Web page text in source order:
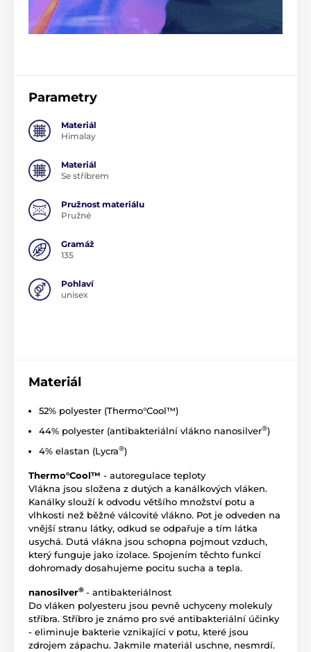
Parametry
Materiál
Himalay
Materiál
Se stříbrem
Pružnost materiálu
Pružné
Gramáž
135
Pohlaví
unisex
Materiál
52% polyester (Thermo°Cool™)
44% polyester (antibakteriální vlákno nanosilver®)
4% elastan (Lycra®)
Thermo°Cool™ - autoregulace teploty
Vlákna jsou složena z dutých a kanálkových vláken.
Kanálky slouží k odvodu většího množství potu a
vlhkosti než běžné válcovité vlákno. Pot je odveden na
vnější stranu látky, odkud se odpařuje a tím látka
usychá. Dutá vlákna jsou schopna pojmout vzduch,
který funguje jako izolace. Spojením těchto funkcí
dohromady dosahujeme pocitu sucha a tepla.
nanosilver® - antibakteriálnost
Do vláken polyesteru jsou pevně uchyceny molekuly
stříbra. Stříbro je známo pro své antibakteriální účinky
- eliminuje bakterie vznikající v potu, které jsou
zdrojem zápachu. Jakmile materiál uschne, nesmrdí.